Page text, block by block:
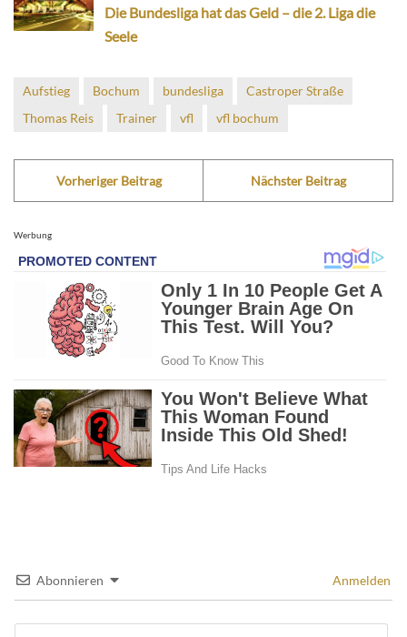
Die Bundesliga hat das Geld – die 2. Liga die
Seele
Aufstieg Bochum bundesliga
Castroper Straße
Thomas Reis
Trainer vfl vfl bochum
Vorheriger Beitrag Nächster Beitrag
Werbung
Abonnieren Anmelden